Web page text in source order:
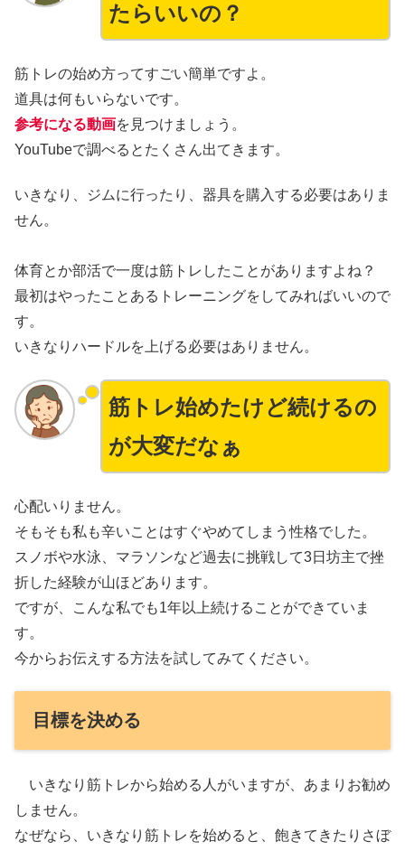
たらいいの？
筋トレの始め方ってすごい簡単ですよ。
道具は何もいらないです。
参考になる動画を見つけましょう。
YouTubeで調べるとたくさん出てきます。
いきなり、ジムに行ったり、器具を購入する必要はありま
せん。
体育とか部活で一度は筋トレしたことがありますよね？
最初はやったことあるトレーニングをしてみればいいので
す。
いきなりハードルを上げる必要はありません。
筋トレ始めたけど続けるの
が大変だなぁ
心配いりません。
そもそも私も辛いことはすぐやめてしまう性格でした。
スノボや水泳、マラソンなど過去に挑戦して3日坊主で挫
折した経験が山ほどあります。
ですが、こんな私でも1年以上続けることができていま
す。
今からお伝えする方法を試してみてください。
目標を決める
いきなり筋トレから始める人がいますが、あまりお勧め
しません。
なぜなら、いきなり筋トレを始めると、飽きてきたりさぼ